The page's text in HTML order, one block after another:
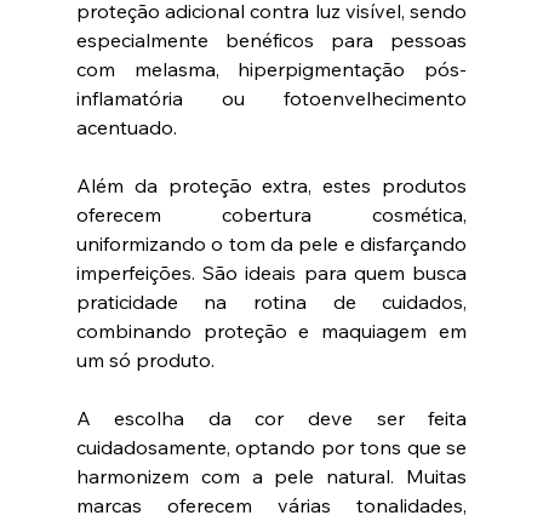
proteção adicional contra luz visível, sendo
especialmente benéficos para pessoas
com melasma, hiperpigmentação pós-
inflamatória ou fotoenvelhecimento
acentuado.
Além da proteção extra, estes produtos
oferecem cobertura cosmética,
uniformizando o tom da pele e disfarçando
imperfeições. São ideais para quem busca
praticidade na rotina de cuidados,
combinando proteção e maquiagem em
um só produto.
A escolha da cor deve ser feita
cuidadosamente, optando por tons que se
harmonizem com a pele natural. Muitas
marcas oferecem várias tonalidades,